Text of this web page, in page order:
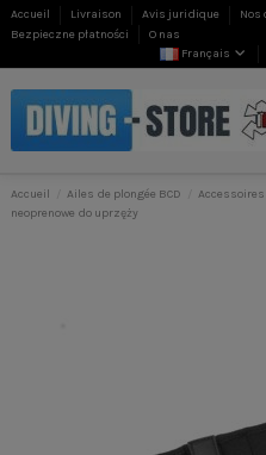
Accueil Livraison Avis juridique
Bezpieczne płatności
O nas
Français
Accueil Ailes de plongée BCD
neoprenowe do uprzęży